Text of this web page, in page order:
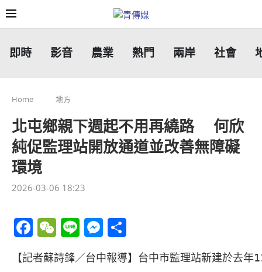
即時 影音 農業 熱門 兩岸 社會
Home 地方
北屯鄉親下週起不用再繞路 何欣
純促監理站開放通道並改善無障礙
環境
2026-03-06 18:23
Facebook
WeChat
LineMessenger
享
【記者蘇詩鋒／台中報導】台中市監理站新建於去